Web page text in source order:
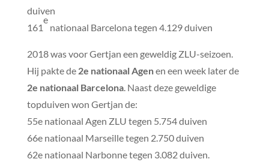
duiven
161
e
nationaal Barcelona tegen 4.129 duiven
2018 was voor Gertjan een geweldig ZLU-seizoen.
Hij pakte de 2e nationaal Agenen een week later de
2e nationaal Barcelona. Naast deze geweldige
topduiven won Gertjan de:
55e nationaal Agen ZLU tegen 5.754 duiven
66e nationaal Marseille tegen 2.750 duiven
62e nationaal Narbonne tegen 3.082 duiven.